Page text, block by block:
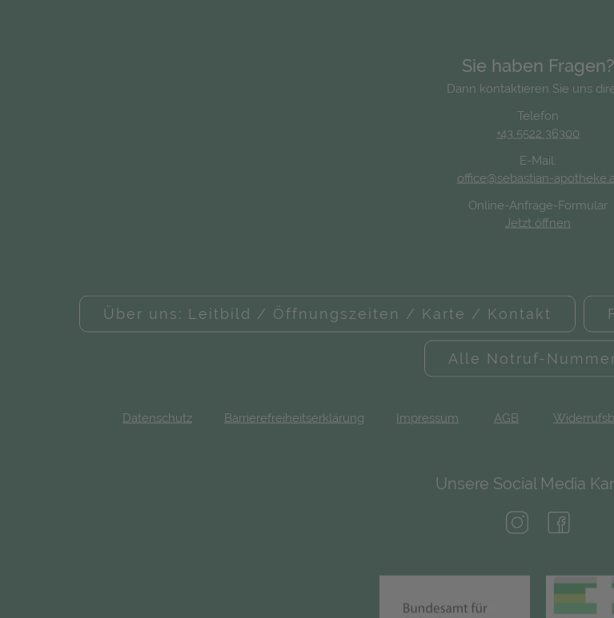
Sie haben Fragen?
Dann kontaktieren Sie uns
Telefon
+43 5522 36300
E-Mail:
office@sebastian-
Online-Anfrage-Formular
Jetzt öffnen
Über uns: Leitbild / Öffnungszeiten / Karte / Kontakt
Alle Notruf-
Datenschutz Barrierefreiheitserklärung Impressum AGB
Unsere Social Media
(öffnet in
(öffnet in